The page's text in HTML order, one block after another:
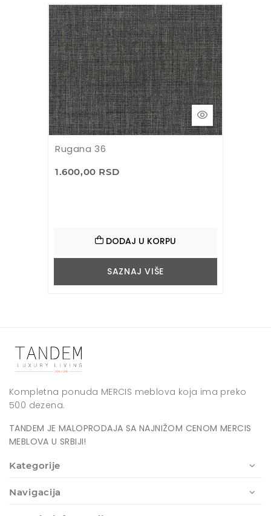
Rugana 36
1.600,00 RSD
DODAJ U KORPU
SAZNAJ VIŠE
Kompletna ponuda MERCIS meblova koja ima preko
500 dezena.
TANDEM JE MALOPRODAJA SA NAJNIŽOM CENOM MERCIS
MEBLOVA U SRBIJI!
Kategorije
Navigacija